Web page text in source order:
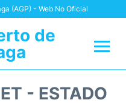
(AGP) - Web No Oficial
de
- ESTADO